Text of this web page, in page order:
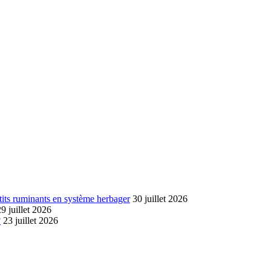
ruminants en système herbager 30 juillet 2026
juillet 2026
23 juillet 2026